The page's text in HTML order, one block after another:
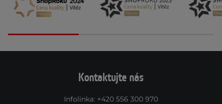
Kontaktujte nás
Infolinka: +420 556 300 970